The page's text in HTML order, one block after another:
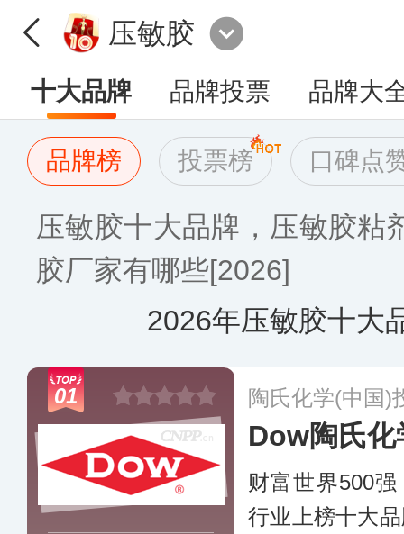
压敏胶
十大品牌 品牌投票 品牌大
品牌榜 投票榜 口碑点
压敏胶十大品牌，压敏胶粘
胶厂家有哪些[2026]
2026年压敏胶十大
01 陶氏化学(中国)
Dow陶氏化
财富世界500强
行业上榜十大